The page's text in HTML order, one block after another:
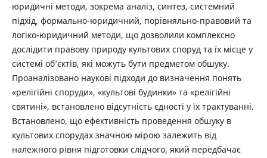
юридичні методи, зокрема аналіз, синтез, системний
підхід, формально-юридичний, порівняльно-правовий та
логіко-юридичний методи, що дозволили комплексно
дослідити правову природу культових споруд та їх місце у
системі об’єктів, які можуть бути предметом обшуку.
Проаналізовано наукові підходи до визначення понять
«релігійні споруди», «культові будинки» та «релігійні
святині», встановлено відсутність єдності у їх трактуванні.
Встановлено, що ефективність проведення обшуку в
культових спорудах значною мірою залежить від
належного рівня підготовки слідчого, який передбачає